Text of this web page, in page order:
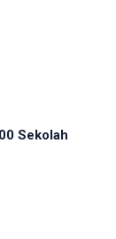
Sekolah